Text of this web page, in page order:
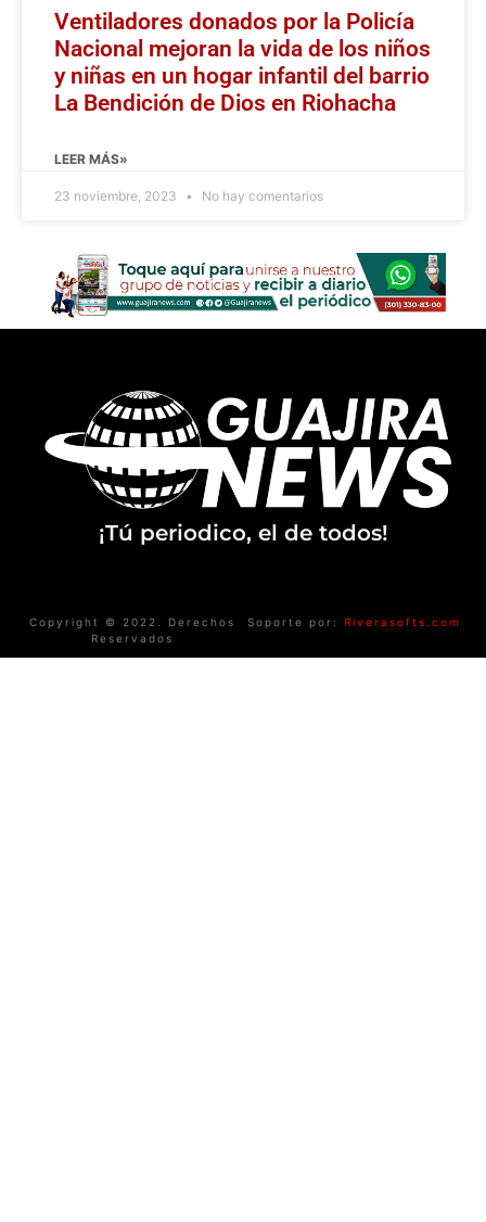
Ventiladores donados por la Policía
Nacional mejoran la vida de los niños
y niñas en un hogar infantil del barrio
La Bendición de Dios en Riohacha
LEER MÁS»
23 noviembre, 2023 No hay comentarios
¡Tú periodico, el de todos!
Copyright © 2022. Derechos
Reservados
Soporte por: Riverasofts.com